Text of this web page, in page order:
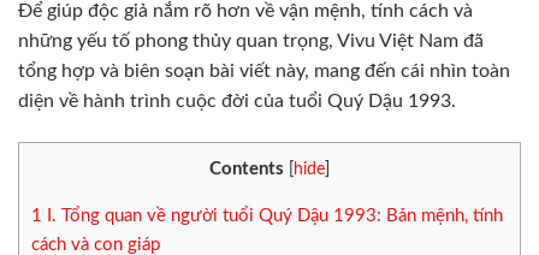
Để giúp độc giả nắm rõ hơn về vận mệnh, tính cách và
những yếu tố phong thủy quan trọng, Vivu Việt Nam đã
tổng hợp và biên soạn bài viết này, mang đến cái nhìn toàn
diện về hành trình cuộc đời của tuổi Quý Dậu 1993.
Contents hide
1
I. Tổng quan về người tuổi Quý Dậu 1993: Bản mệnh, tính
cách và con giáp